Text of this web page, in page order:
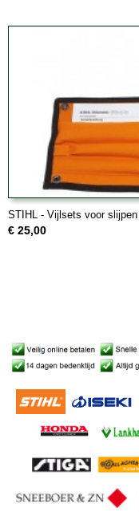
STIHL - Vijlsets voor
€ 25,00